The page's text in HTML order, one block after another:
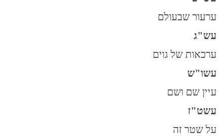
ערעור שבעולם
עש"ג
ערכאות של גוים
עשו"ש
עיין שם ושם
עשט"ז
על שטר זה